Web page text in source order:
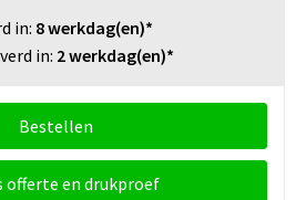
in: 8 werkdag(en)*
in: 2 werkdag(en)*
Bestellen
offerte en drukproef